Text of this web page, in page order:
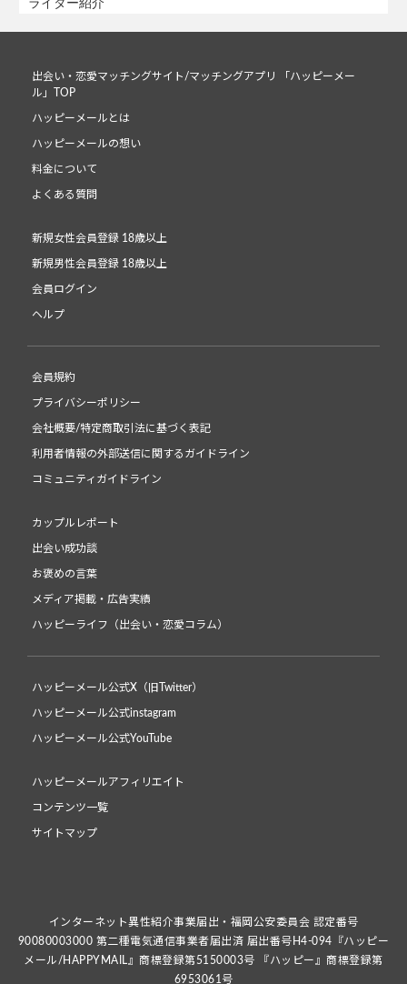
出会い・恋愛マッチングサイト/マッチングアプリ 「ハッピーメー
ル」TOP
ハッピーメールとは
ハッピーメールの想い
料金について
よくある質問
新規女性会員登録 18歳以上
新規男性会員登録 18歳以上
会員ログイン
ヘルプ
会員規約
プライバシーポリシー
会社概要/特定商取引法に基づく表記
利用者情報の外部送信に関するガイドライン
コミュニティガイドライン
カップルレポート
出会い成功談
お褒めの言葉
メディア掲載・広告実績
ハッピーライフ（出会い・恋愛コラム）
ハッピーメール公式X（旧Twitter）
ハッピーメール公式instagram
ハッピーメール公式YouTube
ハッピーメールアフィリエイト
コンテンツ一覧
サイトマップ
インターネット異性紹介事業届出・福岡公安委員会 認定番号
90080003000 第二種電気通信事業者届出済 届出番号H4-094『ハッピー
メール/HAPPYMAIL』商標登録第5150003号 『ハッピー』商標登録第
6953061号